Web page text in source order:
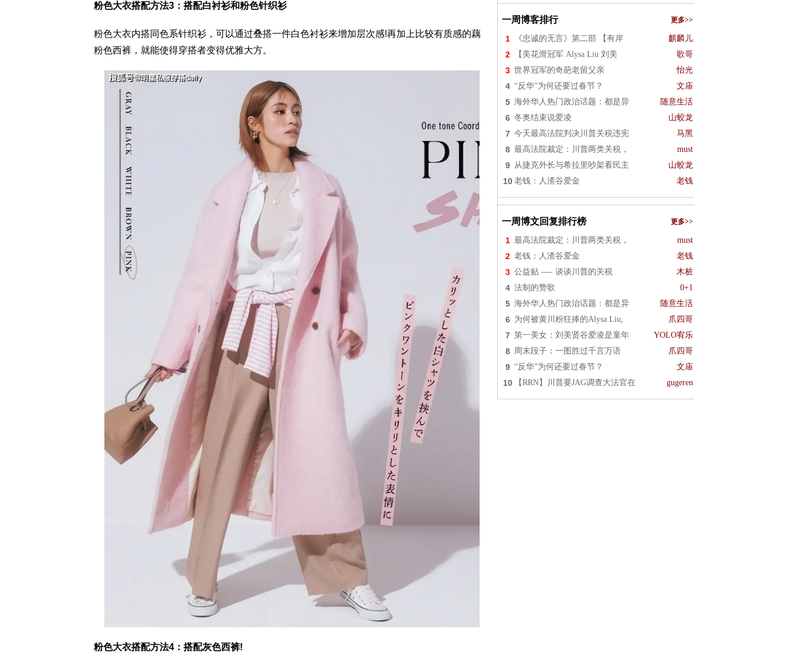
粉色大衣搭配方法3：搭配白衬衫和粉色针织衫
粉色大衣内搭同色系针织衫，可以通过叠搭一件白色衬衫来增加层次感!再加上比较有质感的藕
粉色西裤，就能使得穿搭者变得优雅大方。
粉色大衣搭配方法4：搭配灰色西裤!
一周博客排行 更多>>
1 《忠诚的无言》第二部 【有岸 麒麟儿
2 【美花滑冠军 Alysa Liu 刘美 歌哥
3 世界冠军的奇葩老留父亲 怡光
4 “反华”为何还要过春节？ 文庙
5 海外华人热门政治话题：都是异 随意生活
6 冬奥结束说爱凌 山蛟龙
7 今天最高法院判决川普关税违宪 马黑
8 最高法院裁定：川普两类关税， must
9 从捷克外长与希拉里吵架看民主 山蛟龙
10 老钱：人渣谷爱金 老钱
一周博文回复排行榜 更多>>
1 最高法院裁定：川普两类关税， must
2 老钱：人渣谷爱金 老钱
3 公益贴 ---- 谈谈川普的关税 木桩
4 法制的赞歌 0+1
5 海外华人热门政治话题：都是异 随意生活
6 为何被黄川粉狂捧的Alysa Liu, 爪四哥
7 第一美女：刘美贤谷爱凌是童年 YOLO宥乐
8 周末段子：一图胜过千言万语 爪四哥
9 “反华”为何还要过春节？ 文庙
10 【RRN】川普要JAG调查大法官在 gugeren